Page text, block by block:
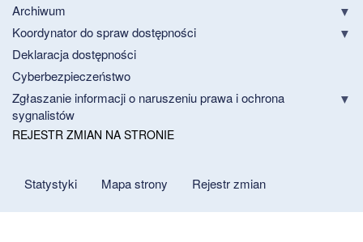
Archiwum
Koordynator do spraw dostępności
Deklaracja dostępności
Cyberbezpieczeństwo
Zgłaszanie informacji o naruszeniu prawa i ochrona
sygnalistów
REJESTR ZMIAN NA STRONIE
Statystyki Mapa strony Rejestr zmian